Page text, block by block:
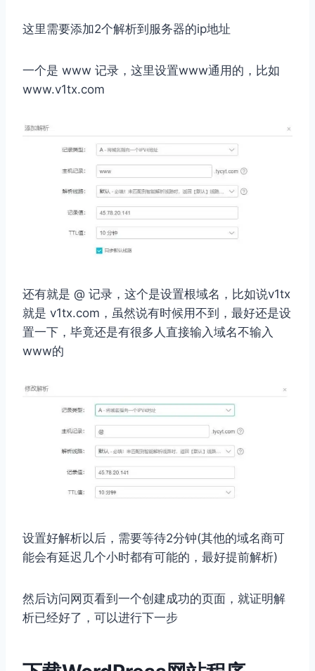
这里需要添加2个解析到服务器的ip地址
一个是 www 记录，这里设置www通用的，比如
www.v1tx.com
还有就是 @ 记录，这个是设置根域名，比如说v1tx
就是 v1tx.com，虽然说有时候用不到，最好还是设
置一下，毕竟还是有很多人直接输入域名不输入
www的
设置好解析以后，需要等待2分钟(其他的域名商可
能会有延迟几个小时都有可能的，最好提前解析)
然后访问网页看到一个创建成功的页面，就证明解
析已经好了，可以进行下一步